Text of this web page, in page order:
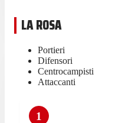
LA ROSA
Portieri
Difensori
Centrocampisti
Attaccanti
1